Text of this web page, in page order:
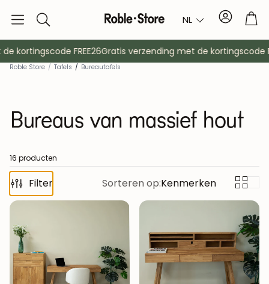
Zoek
op
NL Account
Dressoirs
Kapstokken
FREE26Gratis verzending met de kortingscode
Roble Store / Tafels / Bureautafels
Bureaus van massief hout
16 producten
Filter Sorteren op:Kenmerken